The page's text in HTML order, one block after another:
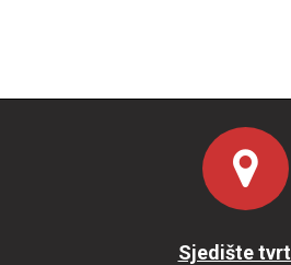
Sjedište